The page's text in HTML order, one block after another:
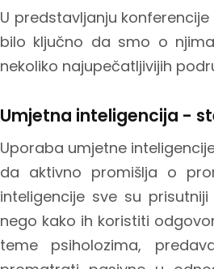
U predstavljanju
bilo ključno da smo o
nekoliko najupečatljivijih
Umjetna inteligencija -
Uporaba umjetne
da aktivno promišlja o
inteligencije sve su
nego kako ih koristiti
teme psiholozima,